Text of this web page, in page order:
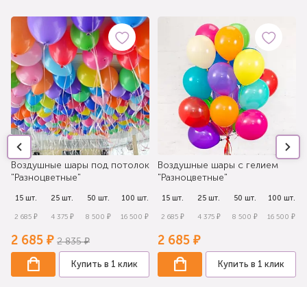
Воздушные шары под потолок
"Разноцветные"
15 шт.
2 685 ₽
25 шт.
4 375 ₽
50 шт.
8 500 ₽
100 шт.
16 500 ₽
2 685 ₽ 2 835 ₽
Купить в 1 клик
Воздушные шары с гелием
"Разноцветные"
15 шт.
2 685 ₽
25 шт.
4 375 ₽
50 шт.
8 500 ₽
100 шт.
16 500 ₽
2 685 ₽
Купить в 1 клик